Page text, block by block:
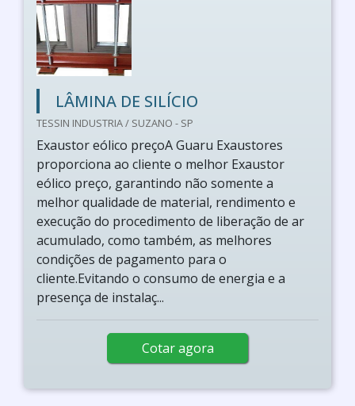
LÂMINA DE SILÍCIO
TESSIN INDUSTRIA / SUZANO - SP
Exaustor eólico preçoA Guaru Exaustores
proporciona ao cliente o melhor Exaustor
eólico preço, garantindo não somente a
melhor qualidade de material, rendimento e
execução do procedimento de liberação de ar
acumulado, como também, as melhores
condições de pagamento para o
cliente.Evitando o consumo de energia e a
presença de instalaç...
Cotar agora